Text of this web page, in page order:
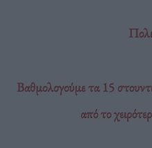
Βαθμολογούμε τα 15
από το